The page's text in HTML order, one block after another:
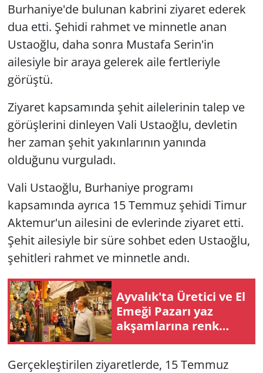
Burhaniye'de bulunan kabrini ziyaret ederek
dua etti. Şehidi rahmet ve minnetle anan
Ustaoğlu, daha sonra Mustafa Serin'in
ailesiyle bir araya gelerek aile fertleriyle
görüştü.
Ziyaret kapsamında şehit ailelerinin talep ve
görüşlerini dinleyen Vali Ustaoğlu, devletin
her zaman şehit yakınlarının yanında
olduğunu vurguladı.
Vali Ustaoğlu, Burhaniye programı
kapsamında ayrıca 15 Temmuz şehidi Timur
Aktemur'un ailesini de evlerinde ziyaret etti.
Şehit ailesiyle bir süre sohbet eden Ustaoğlu,
şehitleri rahmet ve minnetle andı.
Ayvalık'ta Üretici ve El
Emeği Pazarı yaz
akşamlarına renk
katıyor
Gerçekleştirilen ziyaretlerde, 15 Temmuz